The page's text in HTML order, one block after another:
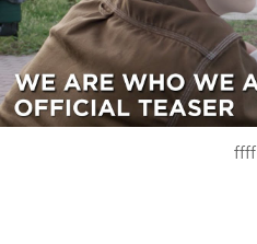
ffff